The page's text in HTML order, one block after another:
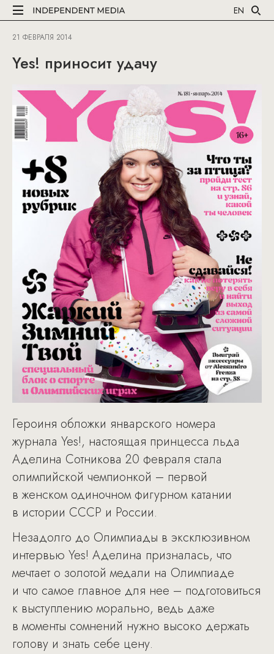
EN
21 ФЕВРАЛЯ 2014
Yes! приносит удачу
Героиня обложки январского номера
журнала Yes!, настоящая принцесса льда
Аделина Сотникова 20 февраля стала
олимпийской чемпионкой – первой
в женском одиночном фигурном катании
в истории СССР и России.
Незадолго до Олимпиады в эксклюзивном
интервью Yes! Аделина призналась, что
мечтает о золотой медали на Олимпиаде
и что самое главное для нее – подготовиться
к выступлению морально, ведь даже
в моменты сомнений нужно высоко держать
голову и знать себе цену.